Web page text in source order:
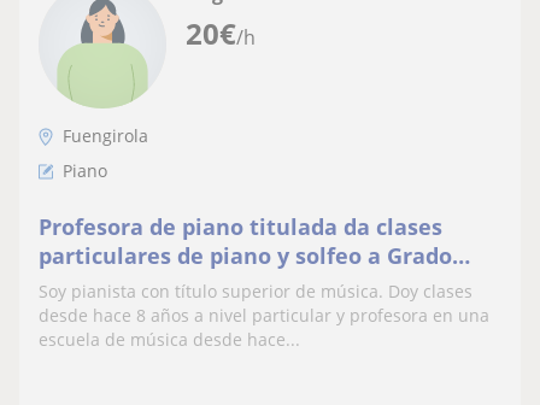
20€/h
Fuengirola
Piano
Profesora de piano titulada da clases
particulares de piano y solfeo a Grado
Elemental y Grado Medio en Mijas Costa
Soy pianista con título superior de música. Doy clases
desde hace 8 años a nivel particular y profesora en una
escuela de música desde hace...